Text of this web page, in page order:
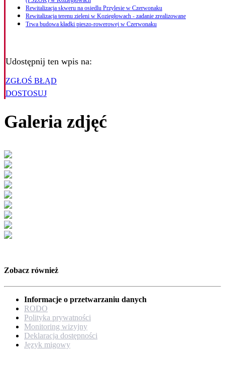
Rewitalizacja skweru na osiedlu Przylesie w Czerwonaku
Rewitalizacja terenu zieleni w Koziegłowach - zadanie zrealizowane
Trwa budowa kładki pieszo-rowerowej w Czerwonaku
Udostępnij ten wpis na:
ZGŁOŚ BŁĄD
DOSTOSUJ
Galeria zdjęć
Zobacz również
Informacje o przetwarzaniu danych
RODO
Polityka prywatności
Monitoring wizyjny
Deklaracja dostępności
Język migowy